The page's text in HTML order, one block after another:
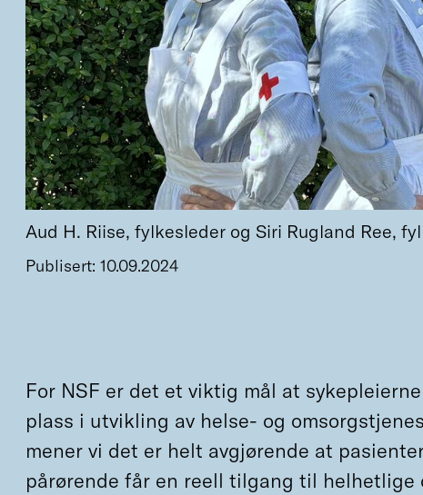
Aud H. Riise, fylkesleder og Siri Rugland Ree,
Publisert: 10.09.2024
For NSF er det et viktig mål at
plass i utvikling av helse- og
mener vi det er helt avgjørende at
pårørende får en reell tilgang til helhetlige